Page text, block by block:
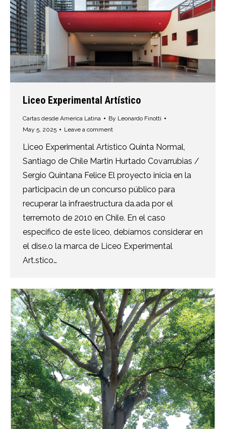
Liceo Experimental Artístico
Cartas desde America Latina By Leonardo Finotti
May 5, 2025
Leave a comment
Liceo Experimental Artístico Quinta Normal,
Santiago de Chile Martin Hurtado Covarrubias /
Sergio Quintana Felice El proyecto inicia en la
participaci.n de un concurso público para
recuperar la infraestructura da.ada por el
terremoto de 2010 en Chile. En el caso
específico de este liceo, debíamos considerar en
el dise.o la marca de Liceo Experimental
Art.stico…